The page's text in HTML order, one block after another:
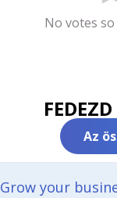
No votes
Az
Grow your